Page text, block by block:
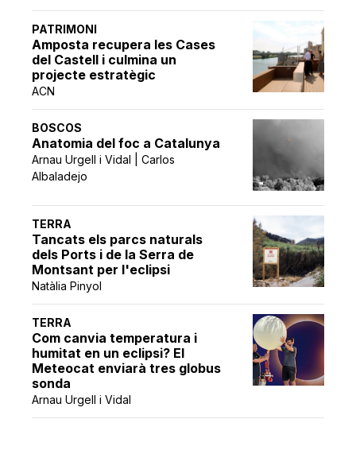
PATRIMONI
Amposta recupera les Cases
del Castell i culmina un
projecte estratègic
ACN
BOSCOS
Anatomia del foc a Catalunya
Arnau Urgell i Vidal | Carlos
Albaladejo
TERRA
Tancats els parcs naturals
dels Ports i de la Serra de
Montsant per l'eclipsi
Natàlia Pinyol
TERRA
Com canvia temperatura i
humitat en un eclipsi? El
Meteocat enviarà tres globus
sonda
Arnau Urgell i Vidal